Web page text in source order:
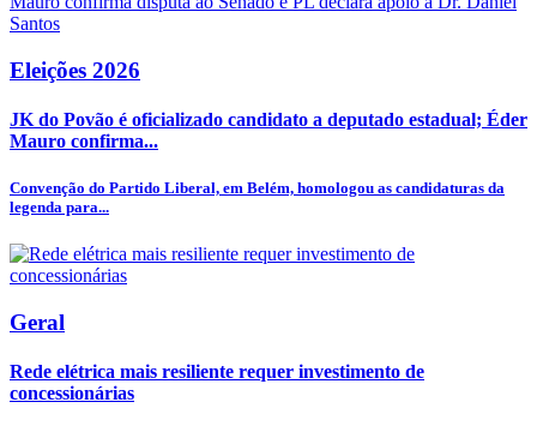
Eleições 2026
JK do Povão é oficializado candidato a deputado estadual; Éder
Mauro confirma...
Convenção do Partido Liberal, em Belém, homologou as candidaturas da
legenda para...
Geral
Rede elétrica mais resiliente requer investimento de
concessionárias